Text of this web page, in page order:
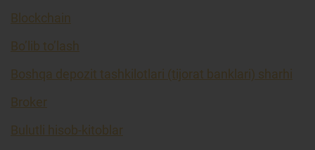
Blockchain
Bo’lib to’lash
Boshqa depozit tashkilotlari (tijorat banklari) sharhi
Broker
Bulutli hisob-kitoblar